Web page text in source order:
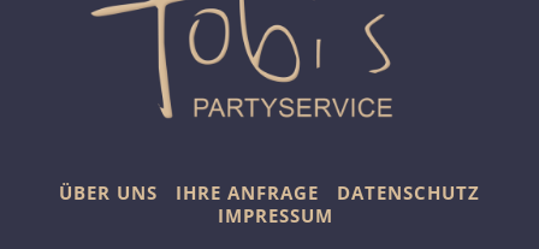
ÜBER UNS IHRE ANFRAGE
DATENSCHUTZ
IMPRESSUM